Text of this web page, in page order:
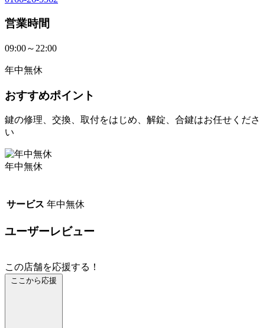
営業時間
09:00～22:00
年中無休
おすすめポイント
鍵の修理、交換、取付をはじめ、解錠、合鍵はお任せくださ
い
年中無休
サービス 年中無休
ユーザーレビュー
この店舗を応援する！
ここから応援